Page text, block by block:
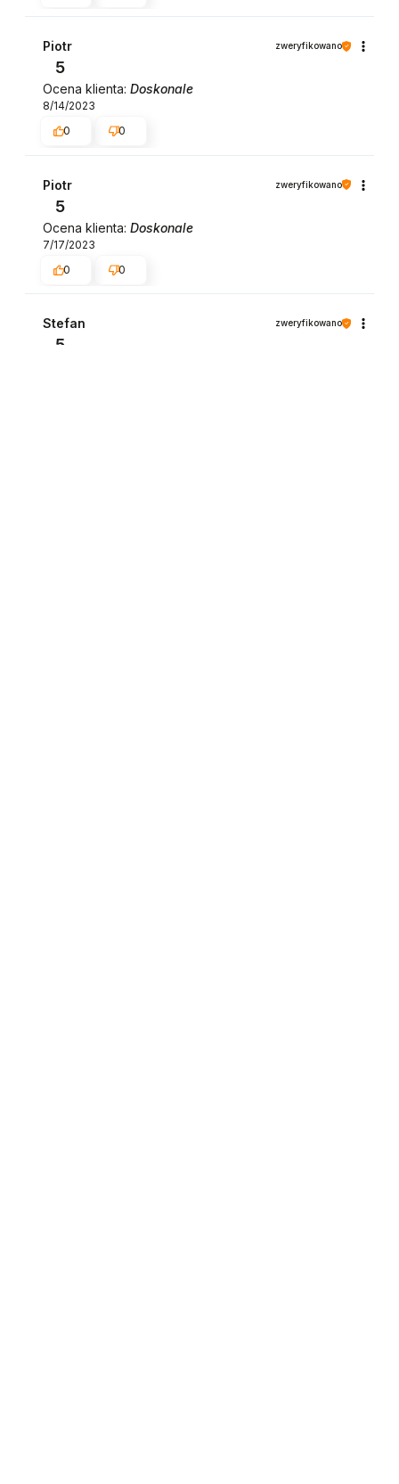
Piotr zweryfikowano
5
Ocena klienta: Doskonale
8/14/2023
0
0
Piotr zweryfikowano
5
Ocena klienta: Doskonale
7/17/2023
0
0
Stefan zweryfikowano
5